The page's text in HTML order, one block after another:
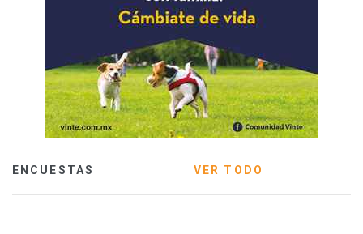
ENCUESTAS VER TODO